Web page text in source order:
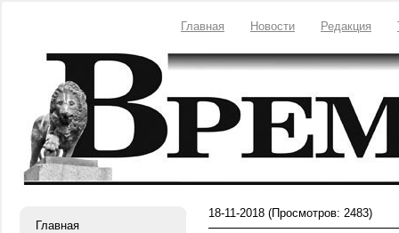
Главная Новости Редакция
Главная
18-11-2018 (Просмотров: 2483)